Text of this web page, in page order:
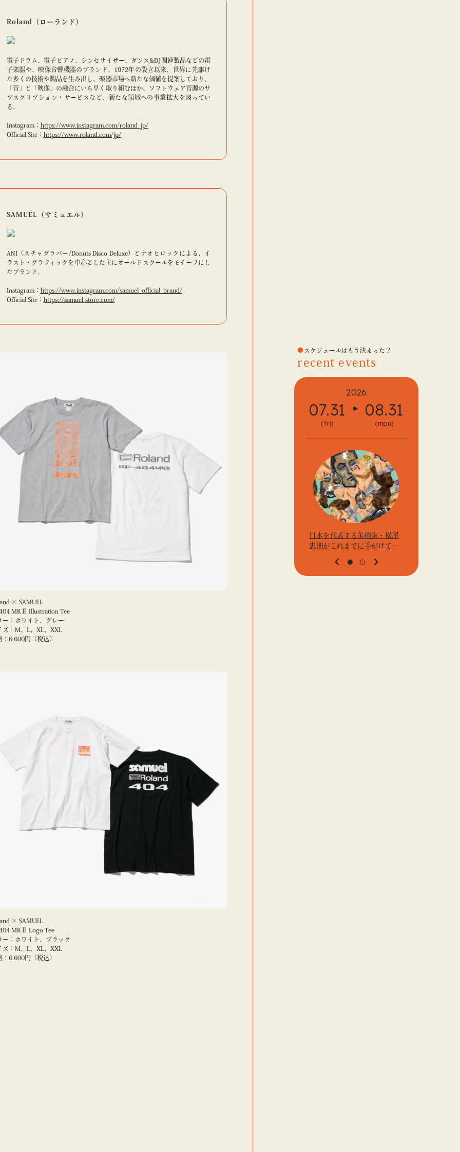
スケジュールはもう決まった？
recent events
2026
07.31
(fri)
08.31
(mon)
日本を代表する美術家・横尾
忠則がこれまでに手がけてき
た展示を〈B GALLERY〉にて
開催
Roland（ローランド）
電子ドラム、電子ピアノ、シンセサイザー、ダンス&DJ関連製品などの電
子楽器や、映像音響機器のブランド。1972年の設立以来、世界に先駆け
た多くの技術や製品を生み出し、楽器市場へ新たな価値を提案しており、
「音」と「映像」の融合にいち早く取り組むほか、ソフトウェア音源のサ
ブスクリプション・サービスなど、新たな領域への事業拡大を図ってい
る。
Instagram： https://www.instagram.com/roland_jp/
Official Site： https://www.roland.com/jp/
SAMUEL（サミュエル）
ANI（スチャダラパー/Donuts Disco Deluxe）とナオヒロックによる、イ
ラスト・グラフィックを中心とした主にオールドスクールをモチーフにし
たブランド。
Instagram： https://www.instagram.com/samuel_official_brand/
Official Site： https://samuel-store.com/
× SAMUEL
MKⅡ Illustration Tee
ー：ホワイト、グレー
ズ：M、L、XL、XXL
：6,600円（税込）
× SAMUEL
MKⅡ Logo Tee
ー：ホワイト、ブラック
ズ：M、L、XL、XXL
：6,600円（税込）